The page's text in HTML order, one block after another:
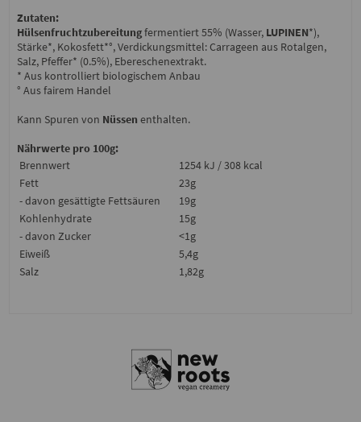
Zutaten:
Hülsenfruchtzubereitungfermentiert 55% (Wasser, LUPINEN*),
Stärke*, Kokosfett*°, Verdickungsmittel: Carrageen aus Rotalgen,
Salz, Pfeffer* (0.5%), Ebereschenextrakt.
* Aus kontrolliert biologischem Anbau
° Aus fairem Handel
Kann Spuren von Nüssen enthalten.
Nährwerte pro 100g:
Brennwert
1254 kJ / 308 kcal
Fett
23g
- davon gesättigte Fettsäuren
19g
Kohlenhydrate
15g
- davon Zucker
<1g
Eiweiß
5,4g
Salz
1,82g